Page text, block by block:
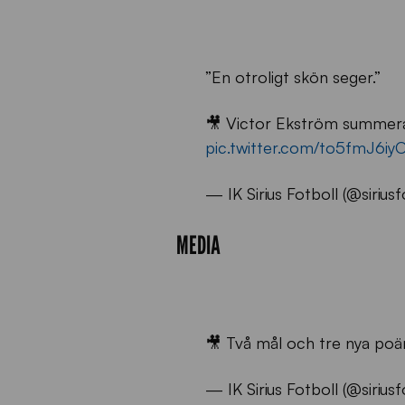
”En otroligt skön seger.”
🎥 Victor Ekström
pic.twitter.com/
— IK Sirius Fotboll
MEDIA
🎥 Två mål och tre nya
— IK Sirius Fotboll